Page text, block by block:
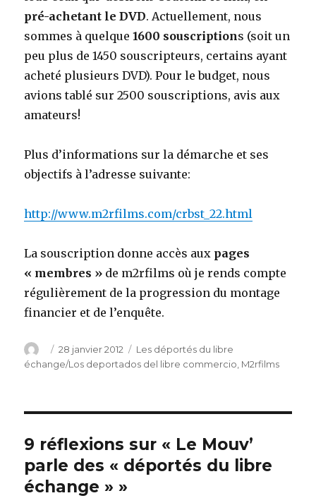
pré-achetant le DVD. Actuellement, nous
sommes à quelque1600 souscriptions (soit un
peu plus de 1450 souscripteurs, certains ayant
acheté plusieurs DVD). Pour le budget, nous
avions tablé sur 2500 souscriptions, avis aux
amateurs!
Plus d’informations sur la démarche et ses
objectifs à l’adresse suivante:
http://www.m2rfilms.com/crbst_22.html
La souscription donne accès aux pages
« membres » de m2rfilms où je rends compte
régulièrement de la progression du montage
financier et de l’enquête.
Auteur
Publié
le
28 janvier 2012 Catégories
Les déportés du libre
échange/Los deportados del libre commercio M2rfilms
9 réflexions sur « Le Mouv’
parle des « déportés du libre
échange » »